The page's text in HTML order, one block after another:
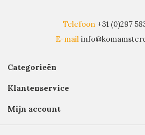
Telefoon +31 (0)297
E-mail
Categorieën
Klantenservice
Mijn account